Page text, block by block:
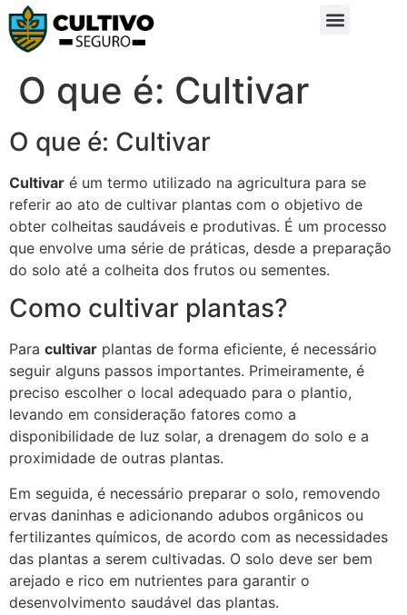
O que é: Cultivar
O que é: Cultivar
Cultivar é um termo utilizado na agricultura para se
referir ao ato de cultivar plantas com o objetivo de
obter colheitas saudáveis e produtivas. É um processo
que envolve uma série de práticas, desde a preparação
do solo até a colheita dos frutos ou sementes.
Como cultivar plantas?
Para cultivar plantas de forma eficiente, é necessário
seguir alguns passos importantes. Primeiramente, é
preciso escolher o local adequado para o plantio,
levando em consideração fatores como a
disponibilidade de luz solar, a drenagem do solo e a
proximidade de outras plantas.
Em seguida, é necessário preparar o solo, removendo
ervas daninhas e adicionando adubos orgânicos ou
fertilizantes químicos, de acordo com as necessidades
das plantas a serem cultivadas. O solo deve ser bem
arejado e rico em nutrientes para garantir o
desenvolvimento saudável das plantas.